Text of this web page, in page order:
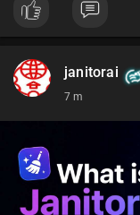
janitorai
7 m